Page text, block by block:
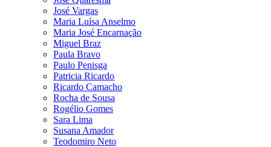
José Vargas
Maria Luísa Anselmo
Maria José Encarnação
Miguel Braz
Paula Bravo
Paulo Penisga
Patricia Ricardo
Ricardo Camacho
Rocha de Sousa
Rogélio Gomes
Sara Lima
Susana Amador
Teodomiro Neto